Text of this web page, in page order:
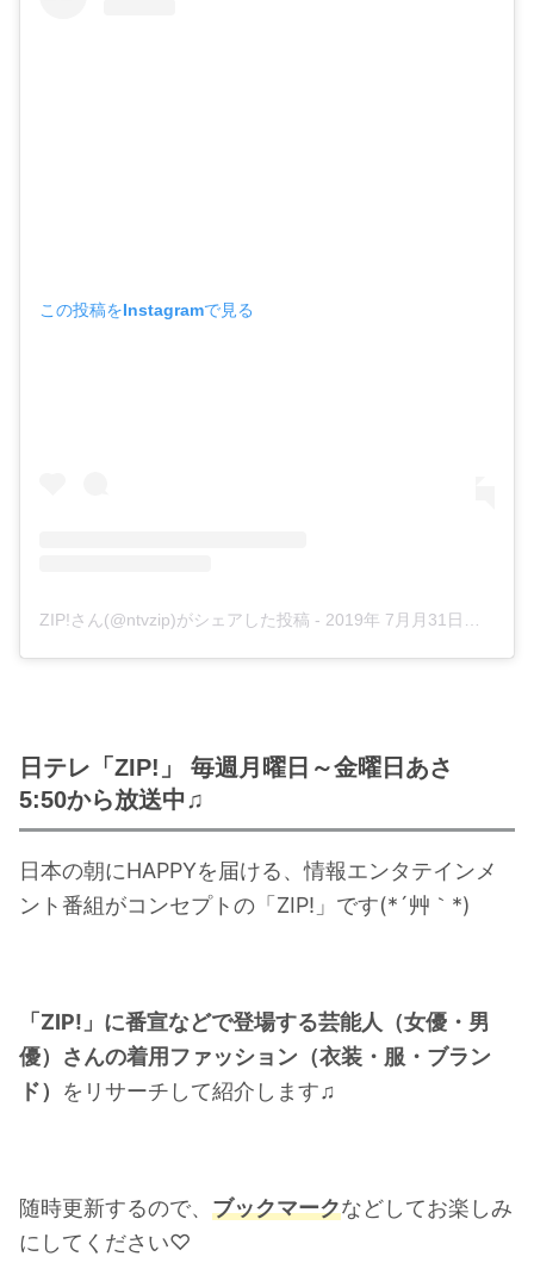
・水川あさみ
・菜々緒
・出口夏希
・田辺桃子
・トリンドル玲奈
・ 深田恭子
・橋本環奈
【よく検索されてる男性芸能人】
・松村北斗
赤楚衛二
この投稿をInstagramで見る
ZIP!さん(@ntvzip)がシェアした投稿 - 2019年 7月月31日午後7時23分PDT
日テレ「ZIP!」 毎週月曜日～金曜日あさ
5:50から放送中♫
日本の朝にHAPPYを届ける、情報エンタテインメ
ント番組がコンセプトの「ZIP!」です(*´艸｀*)
「ZIP!」に番宣などで登場する芸能人（女優・男
優）さんの着用ファッション（衣装・服・ブラン
ド） をリサーチして紹介します♫
随時更新するので、 ブックマークなどしてお楽しみ
にしてください♡